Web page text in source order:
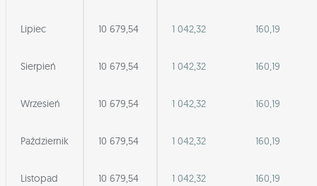
Lipiec 10 679,54 1 042,32 160,19
Sierpień 10 679,54 1 042,32 160,19
Wrzesień 10 679,54 1 042,32 160,19
Październik 10 679,54 1 042,32 160,19
Listopad 10 679,54 1 042,32 160,19